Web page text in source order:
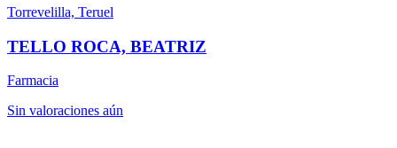
Torrevelilla, Teruel
TELLO ROCA, BEATRIZ
Farmacia
Sin valoraciones aún